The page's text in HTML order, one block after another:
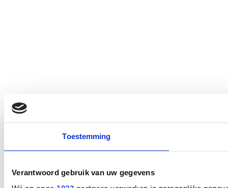
Toestemming
Verantwoord gebruik van uw gegevens